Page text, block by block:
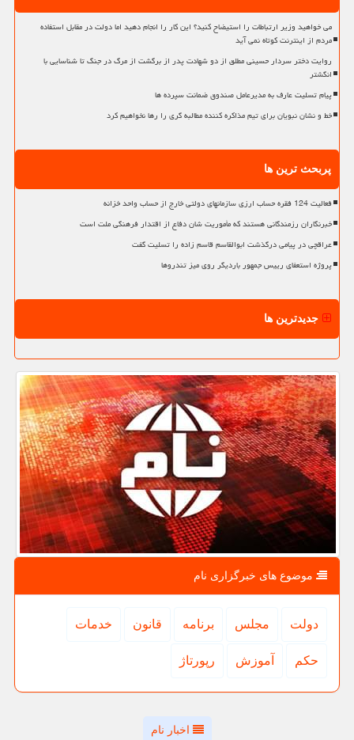
می خواهید وزیر ارتباطات را استیضاح کنید؟ این کار را انجام دهید اما دولت در مقابل استفاده
مردم از اینترنت کوتاه نمی آید
روایت دختر سردار حسینی مطلق از دو شهادت پدر از برگشت از مرگ در جنگ تا شناسایی با
انگشتر
پیام تسلیت عارف به مدیرعامل صندوق ضمانت سپرده ها
خط و نشان نبویان برای تیم مذاکره کننده مطالبه گری را رها نخواهیم کرد
پربحث ترین ها
فعالیت 124 فقره حساب ارزی سازمانهای دولتی خارج از حساب واحد خزانه
خبرنگاران رزمندگانی هستند که مأموریت شان دفاع از اقتدار فرهنگی ملت است
عراقچی در پیامی درگذشت ابوالقاسم قاسم زاده را تسلیت گفت
پروژه استعفای رییس جمهور باردیگر روی میز تندروها
جدیدترین ها
موضوع های خبرگزاری نام
دولت مجلس برنامه قانون خدمات
حكم آموزش رپورتاژ
اخبار نام